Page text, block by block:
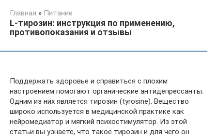
Главная » Питание
L-тирозин: инструкция по применению,
противопоказания и отзывы
Поддержать здоровье и справиться с плохим
настроением помогают органические антидепрессанты.
Одним из них является тирозин (tyrosine). Вещество
широко используется в медицинской практике как
нейромедиатор и мягкий психостимулятор. Из этой
статьи вы узнаете, что такое тирозин и для чего он